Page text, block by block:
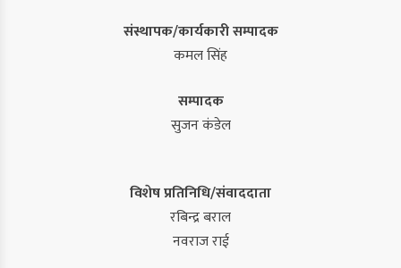
संस्थापक/कार्यकारी सम्पादक
कमल सिंह
सम्पादक
सुजन कंडेल
विशेष प्रतिनिधि/संवाददाता
रबिन्द्र बराल
नवराज राई